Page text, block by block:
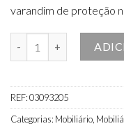
varandim de proteção
Quantidade de Mesa de
REF:03093205
Categorias: Mobiliário,